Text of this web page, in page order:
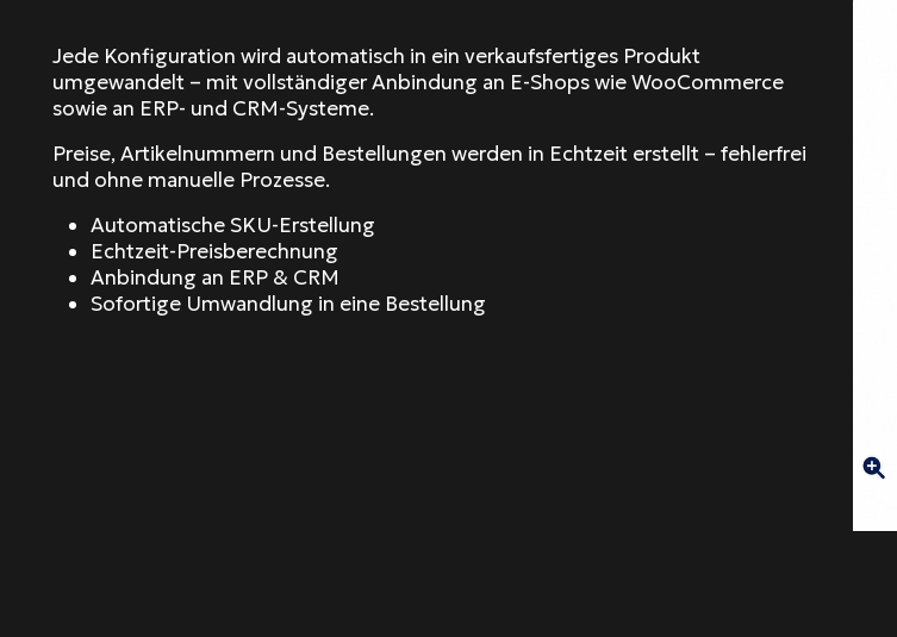
Jede Konfiguration wird automatisch in ein verkaufsfertiges Produkt
umgewandelt – mit vollständiger Anbindung an E-Shops wie WooCommerce
sowie an ERP- und CRM-Systeme.
Preise, Artikelnummern und Bestellungen werden in Echtzeit erstellt – fehlerfrei
und ohne manuelle Prozesse.
Automatische SKU-Erstellung
Echtzeit-Preisberechnung
Anbindung an ERP & CRM
Sofortige Umwandlung in eine Bestellung